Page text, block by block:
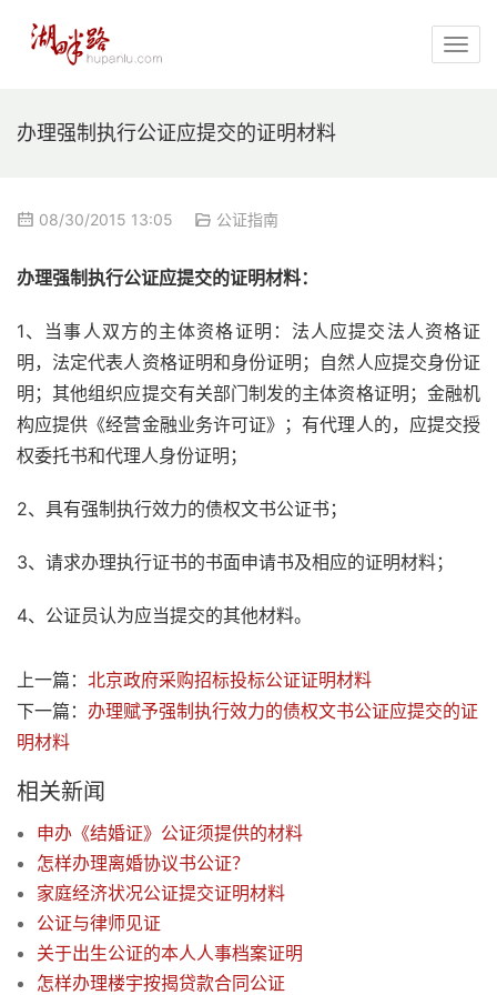
办理强制执行公证应提交的证明材料
08/30/2015 13:05 公证指南
办理强制执行公证应提交的证明材料：
1、当事人双方的主体资格证明：法人应提交法人资格证
明，法定代表人资格证明和身份证明；自然人应提交身份证
明；其他组织应提交有关部门制发的主体资格证明；金融机
构应提供《经营金融业务许可证》；有代理人的，应提交授
权委托书和代理人身份证明；
2、具有强制执行效力的债权文书公证书；
3、请求办理执行证书的书面申请书及相应的证明材料；
4、公证员认为应当提交的其他材料。
上一篇： 北京政府采购招标投标公证证明材料
下一篇： 办理赋予强制执行效力的债权文书公证应提交的证
明材料
相关新闻
申办《结婚证》公证须提供的材料
怎样办理离婚协议书公证？
家庭经济状况公证提交证明材料
公证与律师见证
关于出生公证的本人人事档案证明
怎样办理楼宇按揭贷款合同公证